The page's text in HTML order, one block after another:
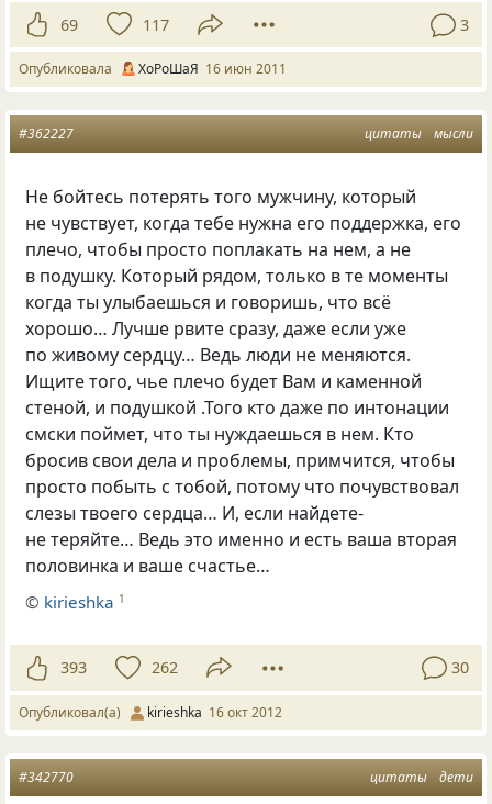
69 117 3
Опубликовала ХоРоШаЯ 16 июн 2011
цитаты мысли
#362227
Не бойтесь потерять того мужчину, который
не чувствует, когда тебе нужна его поддержка, его
плечо, чтобы просто поплакать на нем, а не
в подушку. Который рядом, только в те моменты
когда ты улыбаешься и говоришь, что всё
хорошо… Лучше рвите сразу, даже если уже
по живому сердцу… Ведь люди не меняются.
Ищите того, чье плечо будет Вам и каменной
стеной, и подушкой .Того кто даже по интонации
смски поймет, что ты нуждаешься в нем. Кто
бросив свои дела и проблемы, примчится, чтобы
просто побыть с тобой, потому что почувствовал
слезы твоего сердца… И, если найдете-
не теряйте… Ведь это именно и есть ваша вторая
половинка и ваше счастье…
© kirieshka 1
393 262 30
Опубликовал(а) kirieshka 16 окт 2012
цитаты дети
#342770